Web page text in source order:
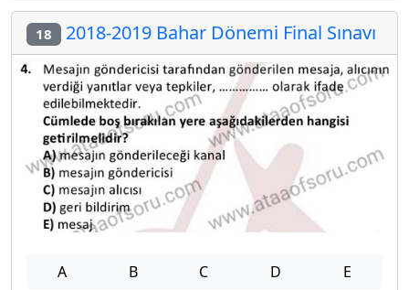
18 2018-2019 Bahar Dönemi Final Sınavı
A B C D E